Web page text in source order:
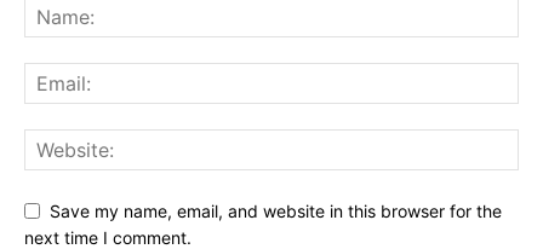
Save my name, email, and website in this browser for the
next time I comment.